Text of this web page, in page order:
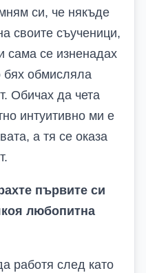
си, че някъде
своите съученици,
сама се изненадах
бях обмисляла
Обичах да чета
интуитивно ми е
а тя се оказа
първите си
любопитна
работя след като